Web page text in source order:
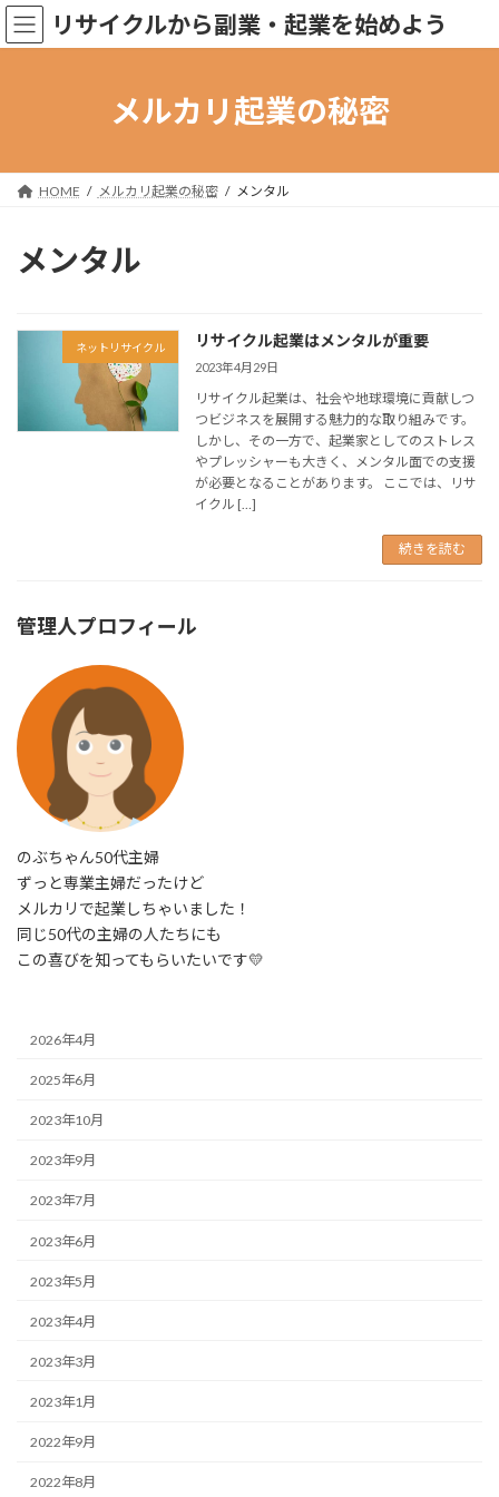
コ
ン
ナ
ビ
リサイクルから副業・起業を始めよう
メルカリ起業の秘密
HOME メルカリ起業の秘密 メンタル
メンタル
ネットリサイクル リサイクル起業はメンタルが重要
2023年4月29日
リサイクル起業は、社会や地球環境に貢献しつ
つビジネスを展開する魅力的な取り組みです。
しかし、その一方で、起業家としてのストレス
やプレッシャーも大きく、メンタル面での支援
が必要となることがあります。 ここでは、リサ
イクル […]
続きを読む
管理人プロフィール
のぶちゃん50代主婦
ずっと専業主婦だったけど
メルカリで起業しちゃいました！
同じ50代の主婦の人たちにも
この喜びを知ってもらいたいです💛
2026年4月
2025年6月
2023年10月
2023年9月
2023年7月
2023年6月
2023年5月
2023年4月
2023年3月
2023年1月
2022年9月
2022年8月